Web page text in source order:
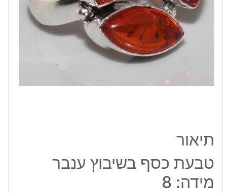
תיאור
טבעת כסף בשיבוץ ענבר
מידה: 8